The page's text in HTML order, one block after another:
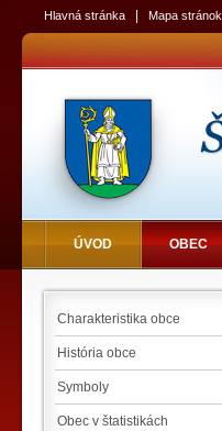
Hlavná stránka Mapa stránok
ÚVOD OBEC
Charakteristika obce
História obce
Symboly
Obec v štatistikách